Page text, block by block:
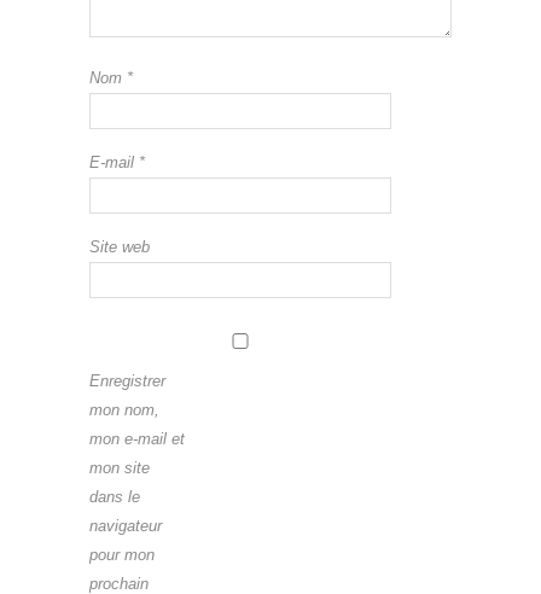
Nom *
E-mail *
Site web
Enregistrer
mon nom,
mon e-mail et
mon site
dans le
navigateur
pour mon
prochain